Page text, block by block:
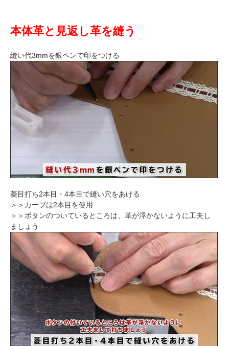
本体革と見返し革を縫う
縫い代3mmを銀ペンで印をつける
菱目打ち2本目・4本目で縫い穴をあける
＞＞カーブは2本目を使用
＞＞ボタンのついているところは、革が浮かないように工夫し
ましょう